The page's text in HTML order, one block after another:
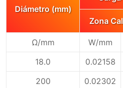
Diámetro (mm)
Zona
Ω/mm W/mm
18.0
0.02158
200
0.02302